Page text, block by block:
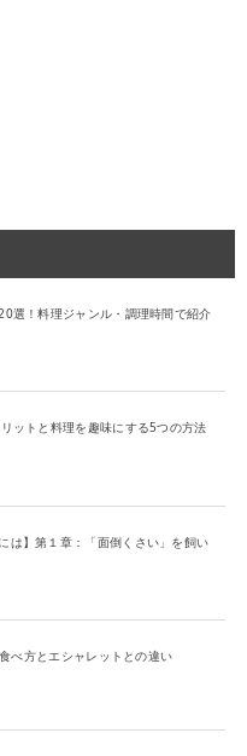
選！料理ジャンル・調理時間で紹介
ットと料理を趣味にする5つの方法
は】第１章：「面倒くさい」を飼い
べ方とエシャレットとの違い